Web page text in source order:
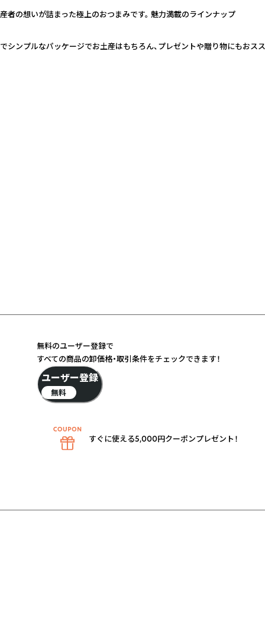
者の想いが詰まった極上のおつまみです。 魅力満載のラインナップ
シンプルなパッケージでお土産はもちろん、プレゼントや贈り物にもおス
無料のユーザー登録で
すべての商品の卸価格・取引条件をチェックできます！
ユーザー登録
無料
すぐに使える5,000円クーポンプレゼント！